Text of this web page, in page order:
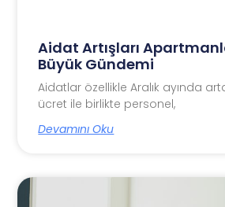
Aidat Artışları
Büyük Gündemi
Aidatlar özellikle Aralık ayında
ücret ile birlikte personel,
Devamını Oku